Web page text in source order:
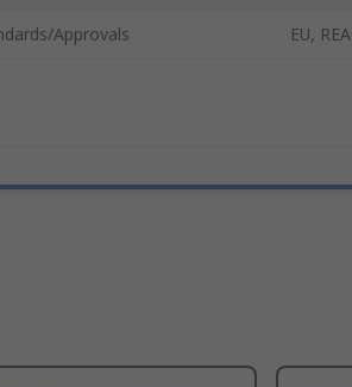
Approvals EU,